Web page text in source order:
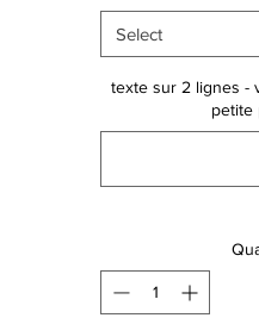
Select
texte sur 2 lignes -
petite